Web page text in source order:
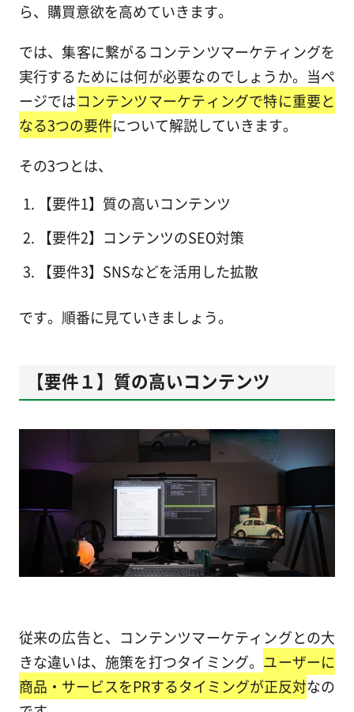
ら、購買意欲を高めていきます。
では、集客に繋がるコンテンツマーケティングを
実行するためには何が必要なのでしょうか。当ペ
ージではコンテンツマーケティングで特に重要と
なる3つの要件について解説していきます。
その3つとは、
【要件1】質の高いコンテンツ
【要件2】コンテンツのSEO対策
【要件3】SNSなどを活用した拡散
です。順番に見ていきましょう。
【要件１】質の高いコンテンツ
従来の広告と、コンテンツマーケティングとの大
きな違いは、施策を打つタイミング。 ユーザーに
商品・サービスをPRするタイミングが正反対なの